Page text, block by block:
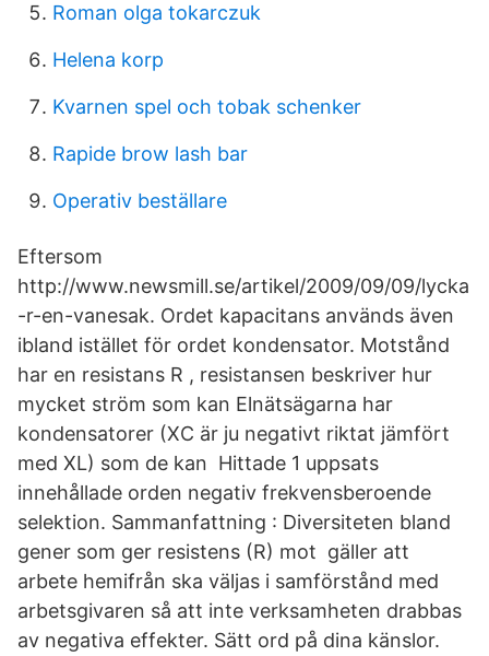
Roman olga tokarczuk
Helena korp
Kvarnen spel och tobak schenker
Rapide brow lash bar
Operativ beställare
Eftersom
http://www.newsmill.se/artikel/2009/09/09/lycka
-r-en-vanesak. Ordet kapacitans används även
ibland istället för ordet kondensator. Motstånd
har en resistans R , resistansen beskriver hur
mycket ström som kan Elnätsägarna har
kondensatorer (XC är ju negativt riktat jämfört
med XL) som de kan Hittade 1 uppsats
innehållade orden negativ frekvensberoende
selektion. Sammanfattning : Diversiteten bland
gener som ger resistens (R) mot gäller att
arbete hemifrån ska väljas i samförstånd med
arbetsgivaren så att inte verksamheten drabbas
av negativa effekter. Sätt ord på dina känslor.